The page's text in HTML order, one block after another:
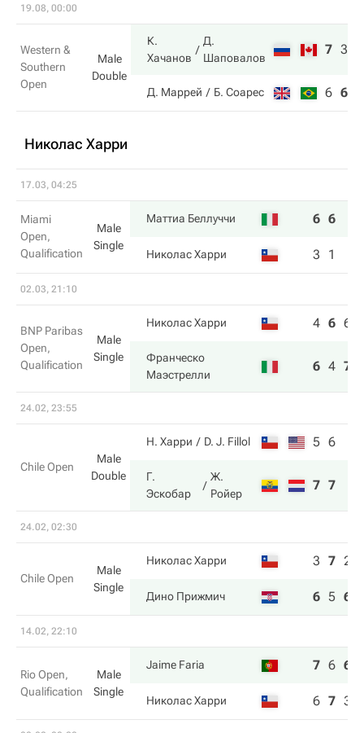
19.08, 00:00
Western &
Southern
Open
Male
Double
К.
Хачанов
Д.
Шаповалов
7 3
Д. Маррей Б. Соарес 6 6
Николас Харри
17.03, 04:25
Miami
Open,
Qualification
Male
Single
Маттиа Беллуччи 6 6
Николас Харри 3 1
02.03, 21:10
BNP Paribas
Open,
Qualification
Male
Single
Николас Харри 4 6 6
Франческо
Маэстрелли
6 4 7
24.02, 23:55
Chile Open
Male
Double
Н. Харри D. J. Fillol 5 6
Г.
Эскобар
Ж.
Ройер
7 7
24.02, 02:30
Chile Open
Male
Single
Николас Харри 3 7 2
Дино Прижмич 6 5 6
14.02, 22:10
Rio Open,
Qualification
Male
Single
Jaime Faria 7 6 6
Николас Харри 6 7 3